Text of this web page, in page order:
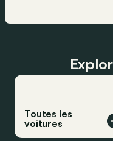
Toutes les
voitures